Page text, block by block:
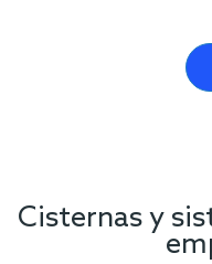
Cisternas y